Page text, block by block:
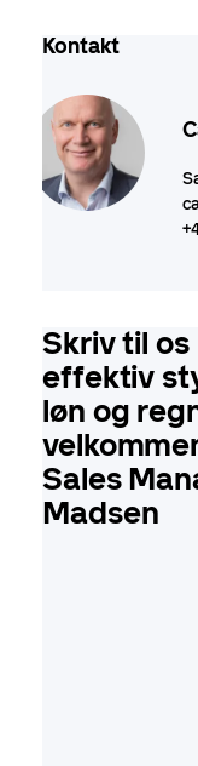
Kontakt
Skriv til
effektiv
løn og
Sales
Madsen